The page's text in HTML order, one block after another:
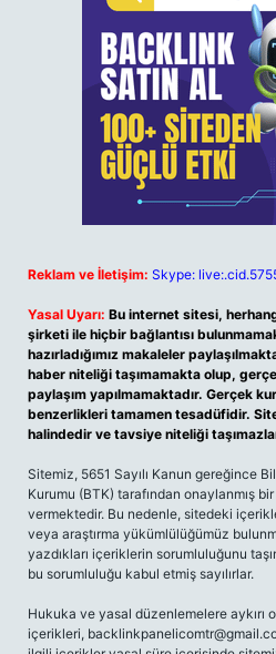
Reklam ve İletişim: Skype:
Yasal Uyarı: Bu internet sitesi,
şirketi ile hiçbir bağlantısı
hazırladığımız makaleler
haber niteliği taşımamakta olup,
paylaşım yapılmamaktadır. Gerçek
benzerlikleri tamamen tesadüfidir.
halindedir ve tavsiye niteliği
Sitemiz, 5651 Sayılı Kanun gereğince
Kurumu (BTK) tarafından onaylanmış
vermektedir. Bu nedenle, sitedeki
veya araştırma yükümlülüğümüz
yazdıkları içeriklerin sorumluluğunu
bu sorumluluğu kabul etmiş sayılırlar.
Hukuka ve yasal düzenlemelere aykırı
içerikleri,